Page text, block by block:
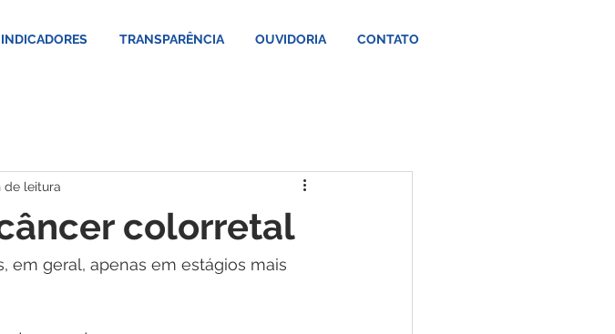
INDICADORES TRANSPARÊNCIA OUVIDORIA CONTATO
colorretal
de leitura
em geral, apenas em estágios mais